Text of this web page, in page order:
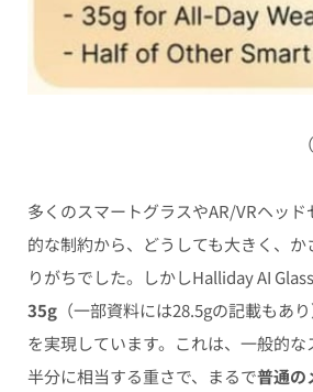
多くのスマートグラスやAR/VRヘッ
的な制約から、どうしても大きく、
りがちでした。しかしHalliday AI
35g（一部資料には28.5gの記載もあ
を実現しています。これは、一般的
半分に相当する重さで、まるで普通の